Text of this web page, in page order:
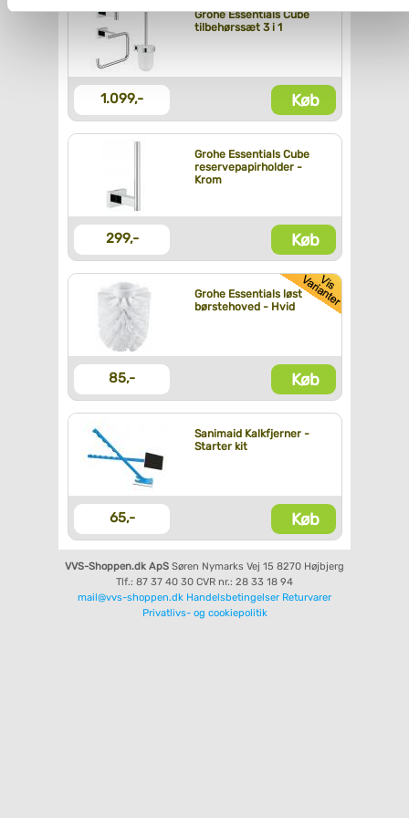
Du kan se mere om, hvordan vi behandler dine
personoplysninger, ved at klikkeher.
Grohe Essentials Cube
tilbehørssæt 3 i 1
1.099,- Køb
Grohe Essentials Cube
reservepapirholder -
Krom
299,- Køb
Grohe Essentials løst
børstehoved - Hvid
85,- Køb
Sanimaid Kalkfjerner -
Starter kit
65,- Køb
VVS-Shoppen.dk ApS Søren Nymarks Vej 15 8270 Højbjerg
Tlf.: 87 37 40 30 CVR nr.: 28 33 18 94
mail@vvs-shoppen.dk Handelsbetingelser Returvarer
Privatlivs- og cookiepolitik